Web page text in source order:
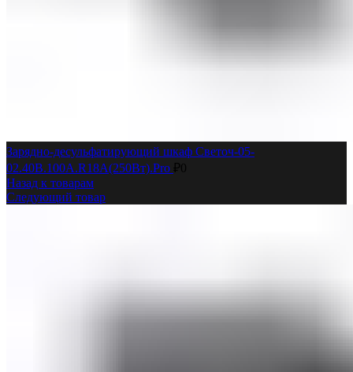
Зарядно-десульфатирующий шкаф Светоч-05-
02.40B.100A.R18A(250Вт).Pro ₽0
Назад к товарам
Следующий товар